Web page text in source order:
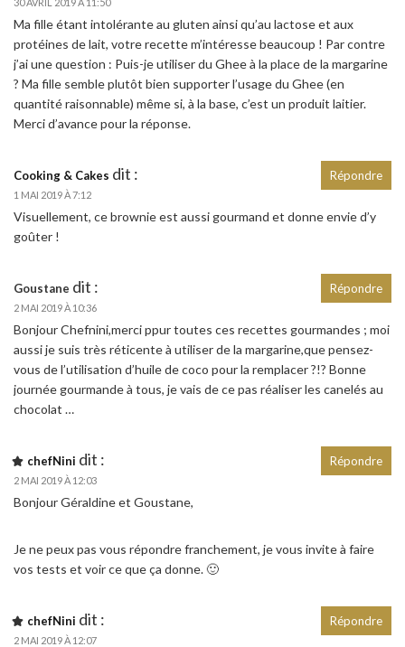
Ma fille étant intolérante au gluten ainsi qu’au lactose et aux
protéines de lait, votre recette m’intéresse beaucoup ! Par contre
j’ai une question : Puis-je utiliser du Ghee à la place de la margarine
? Ma fille semble plutôt bien supporter l’usage du Ghee (en
quantité raisonnable) même si, à la base, c’est un produit laitier.
Merci d’avance pour la réponse.
Cooking & Cakes dit :
1 MAI 2019 À 7:12
Visuellement, ce brownie est aussi gourmand et donne envie d’y
goûter !
Répondre
Goustane dit :
2 MAI 2019 À 10:36
Bonjour Chefnini,merci ppur toutes ces recettes gourmandes ; moi
aussi je suis très réticente à utiliser de la margarine,que pensez-
vous de l’utilisation d’huile de coco pour la remplacer ?!? Bonne
journée gourmande à tous, je vais de ce pas réaliser les canelés au
chocolat …
Répondre
chefNini dit :
2 MAI 2019 À 12:03
Bonjour Géraldine et Goustane,
Je ne peux pas vous répondre franchement, je vous invite à faire
vos tests et voir ce que ça donne. 🙂
Répondre
chefNini dit :
2 MAI 2019 À 12:07
Répondre